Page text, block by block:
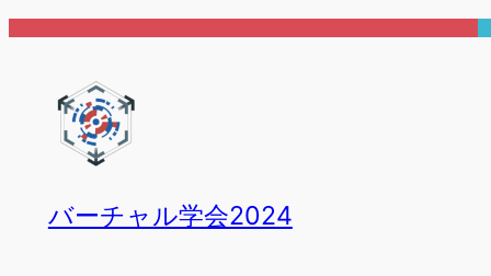
バーチャル学会2024